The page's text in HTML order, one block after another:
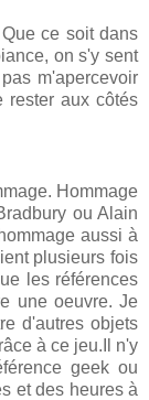
ce soit dans
on s'y sent
m'apercevoir
rester aux côtés
Hommage
ou Alain
aussi à
plusieurs fois
les références
une oeuvre. Je
d'autres objets
à ce jeu.Il n'y
geek ou
et des heures à